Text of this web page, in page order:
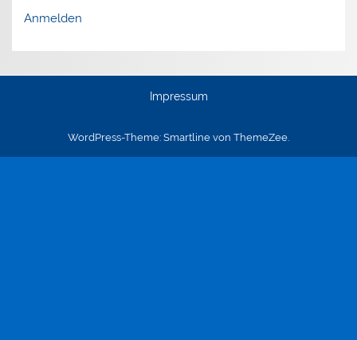
Anmelden
Impressum
WordPress-Theme: Smartline von ThemeZee.